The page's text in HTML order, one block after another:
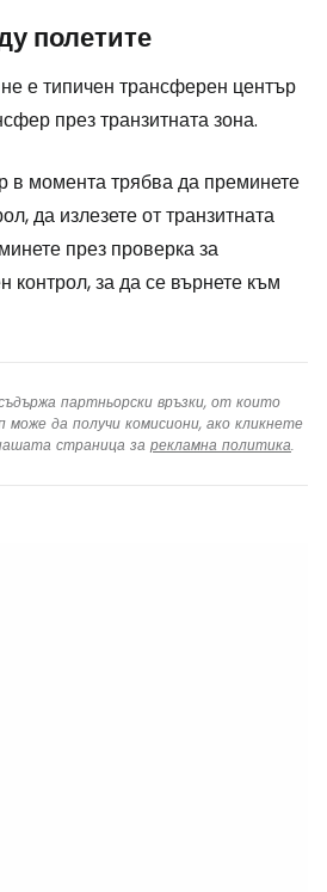
полетите
е типичен трансферен център
през транзитната зона.
в момента трябва да преминете
да излезете от транзитната
през проверка за
контрол, за да се върнете към
партньорски връзки, от които
да получи комисиони, ако кликнете
страница за рекламна политика.